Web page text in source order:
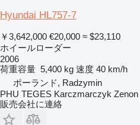
Hyundai HL757-7
￥3,642,000 €20,000 ≈ $23,110
ホイールローダー
2006
荷重容量 5,400 kg 速度 40 km/h
ポーランド, Radzymin
PHU TEGES Karczmarczyk Zenon
販売会社に連絡